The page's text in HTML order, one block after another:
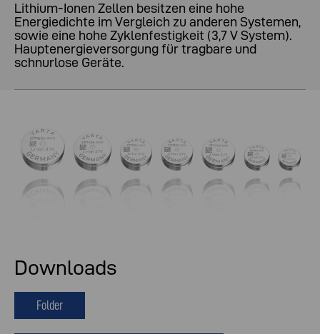
Lithium-Ionen Zellen besitzen eine hohe
Energiedichte im Vergleich zu anderen Systemen,
sowie eine hohe Zyklenfestigkeit (3,7 V System).
Hauptenergieversorgung für tragbare und
schnurlose Geräte.
Downloads
Folder